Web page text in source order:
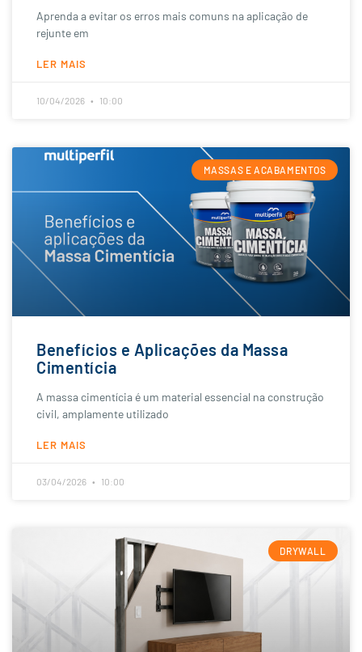
Aprenda a evitar os erros mais comuns na aplicação de
rejunte em
LER MAIS
10/04/2026 10:00
MASSAS E ACABAMENTOS
Benefícios e Aplicações da Massa
Cimentícia
A massa cimentícia é um material essencial na construção
civil, amplamente utilizado
LER MAIS
03/04/2026 10:00
DRYWALL